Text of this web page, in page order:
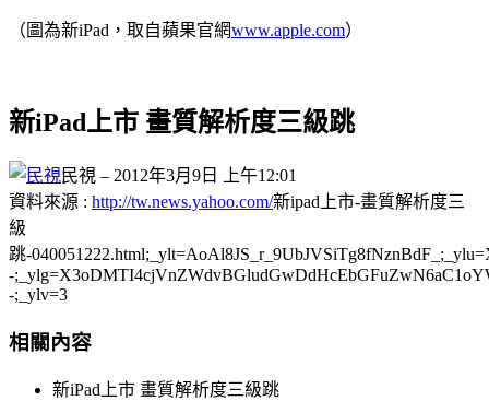
（圖為新iPad，取自蘋果官網www.apple.com）
新iPad上市 畫質解析度三級跳
民視 – 2012年3月9日 上午12:01
資料來源 : http://tw.news.yahoo.com/新ipad上市-畫質解析度三
級
跳-
-
-;_ylv=3
相關內容
新iPad上市 畫質解析度三級跳